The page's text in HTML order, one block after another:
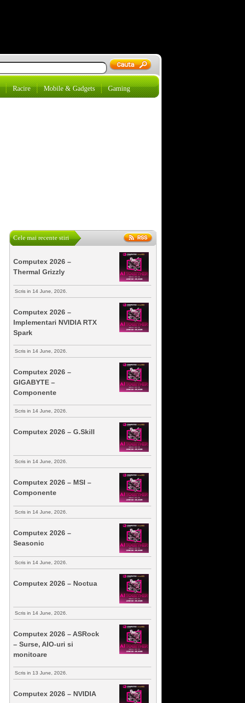
Racire Mobile & Gadgets Gaming
Cele mai recente stiri
Computex 2026 –
Thermal Grizzly
Scris in 14 June, 2026.
Computex 2026 –
Implementari NVIDIA RTX
Spark
Scris in 14 June, 2026.
Computex 2026 –
GIGABYTE –
Componente
Scris in 14 June, 2026.
Computex 2026 – G.Skill
Scris in 14 June, 2026.
Computex 2026 – MSI –
Componente
Scris in 14 June, 2026.
Computex 2026 –
Seasonic
Scris in 14 June, 2026.
Computex 2026 – Noctua
Scris in 14 June, 2026.
Computex 2026 – ASRock
– Surse, AIO-uri si
monitoare
Scris in 13 June, 2026.
Computex 2026 – NVIDIA